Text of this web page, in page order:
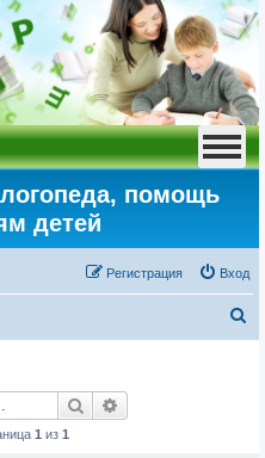
помощь
детей
Вход
Регистрация
о
Поиск
1 из 1